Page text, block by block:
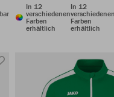
In 12
verschiedenen
Farben
erhältlich
In 12
Farben
erhältlich